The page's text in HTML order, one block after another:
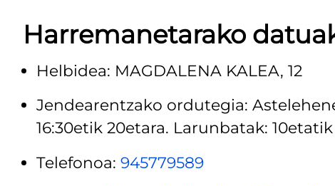
Harremanetarako
Helbidea: MAGDALENA KALEA, 12
Jendearentzako ordutegia:
16:30etik 20etara. Larunbatak: 10etatik
Telefonoa: 945779589